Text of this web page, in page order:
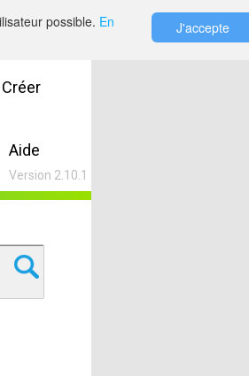
Créer
Aide
Version 2.10.1
possible. En
J'accepte